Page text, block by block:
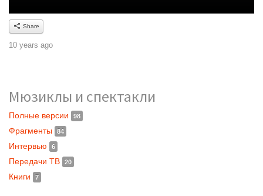
Share
10 years ago
Мюзиклы и спектакли
Полные версии 98
Фрагменты 84
Интервью 6
Передачи ТВ 20
Книги 7